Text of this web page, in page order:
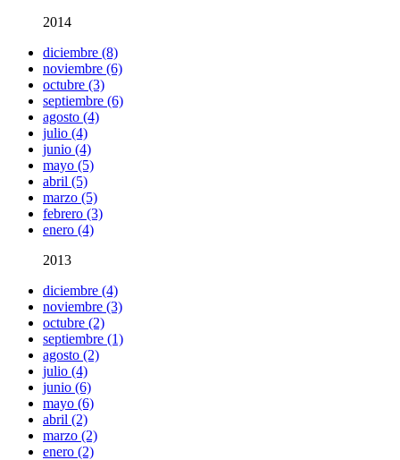
2014
diciembre (8)
noviembre (6)
octubre (3)
septiembre (6)
agosto (4)
julio (4)
junio (4)
mayo (5)
abril (5)
marzo (5)
febrero (3)
enero (4)
2013
diciembre (4)
noviembre (3)
octubre (2)
septiembre (1)
agosto (2)
julio (4)
junio (6)
mayo (6)
abril (2)
marzo (2)
enero (2)